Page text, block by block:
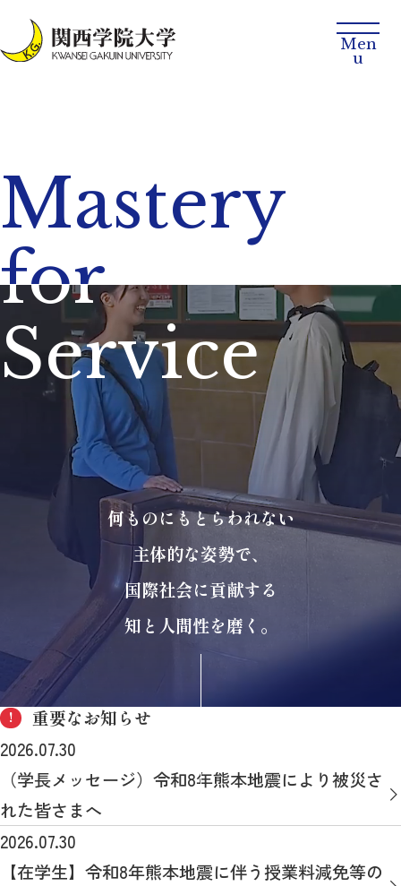
Mastery
for
Service
何ものにもとらわれない
主体的な姿勢で、
国際社会に貢献する
知と人間性を磨く。
!
重要なお知らせ
2026.07.30
（学長メッセージ）令和8年熊本地震により被災さ
れた皆さまへ
2026.07.30
【在学生】令和8年熊本地震に伴う授業料減免等の